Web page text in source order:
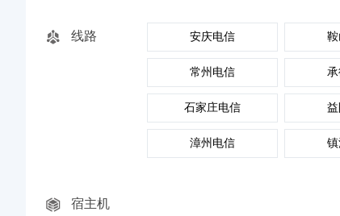
线路 安庆电信 鞍
常州电信
石家庄电信
漳州电信
宿主机